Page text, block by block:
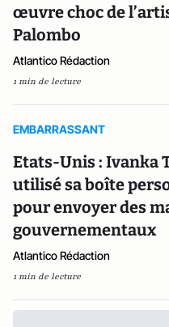
œuvre choc de
Palombo
Atlantico Rédaction
1 min de lecture
EMBARRASSANT
Etats-Unis : Ivanka
utilisé sa boîte
pour envoyer des
gouvernementaux
Atlantico Rédaction
1 min de lecture